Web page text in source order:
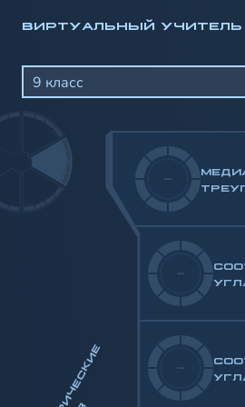
ВИРТУАЛЬНЫЙ УЧИТЕЛЬ
9 класс
-
-
-
Алгебра
Геометрия
Треугольники
Многоугольники
Окружность
Медиана, биссектриса, высота
Соотношения между сторонами и
Соотношения между сторонами и